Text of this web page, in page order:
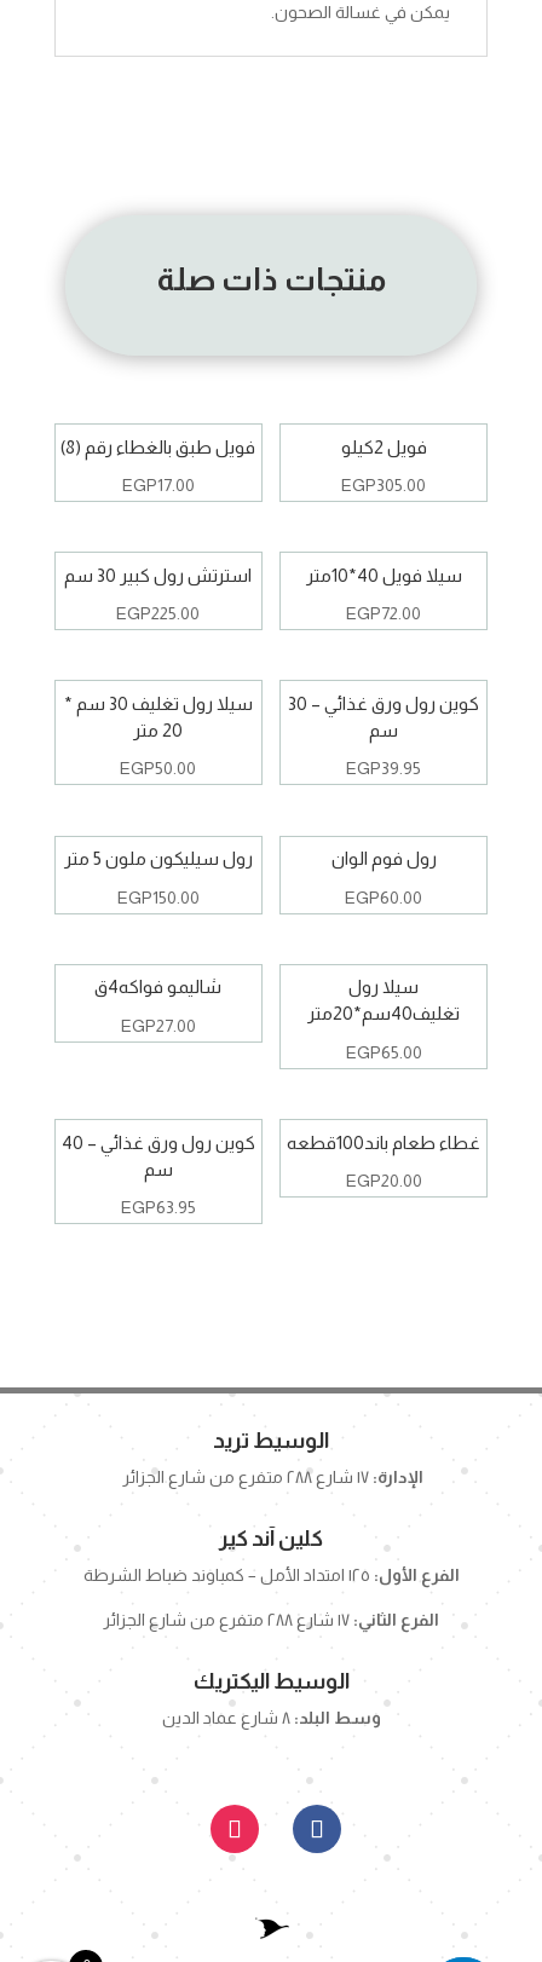
يمكن في غسالة الصحون.
منتجات ذات صلة
فويل 2كيلو
EGP305.00
فويل طبق بالغطاء رقم (8)
EGP17.00
سيلا فويل 40*10متر
EGP72.00
استرتش رول كبير 30 سم
EGP225.00
كوين رول ورق غذائي – 30
سم
EGP39.95
سيلا رول تغليف 30 سم *
20 متر
EGP50.00
رول فوم الوان
EGP60.00
رول سيليكون ملون 5 متر
EGP150.00
سيلا رول
تغليف40سم*20متر
EGP65.00
شاليمو فواكه4ق
EGP27.00
غطاء طعام باند100قطعه
EGP20.00
كوين رول ورق غذائي – 40
سم
EGP63.95
الوسيط تريد
الإدارة:
كلين آند كير
الفرع الأول:
الفرع الثاني:
الوسيط اليكتريك
وسط البلد: ٨ شارع عماد الدين